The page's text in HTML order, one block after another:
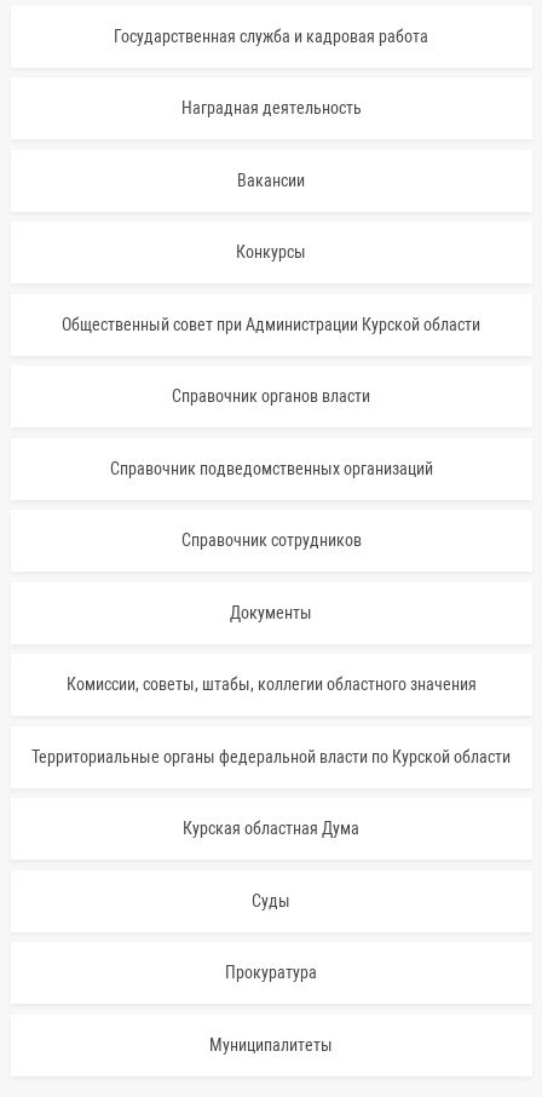
Государственная служба и кадровая работа
Наградная деятельность
Вакансии
Конкурсы
Общественный совет при Администрации Курской области
Справочник органов власти
Справочник подведомственных организаций
Справочник сотрудников
Документы
Комиссии, советы, штабы, коллегии областного значения
Территориальные органы федеральной власти по Курской области
Курская областная Дума
Суды
Прокуратура
Муниципалитеты